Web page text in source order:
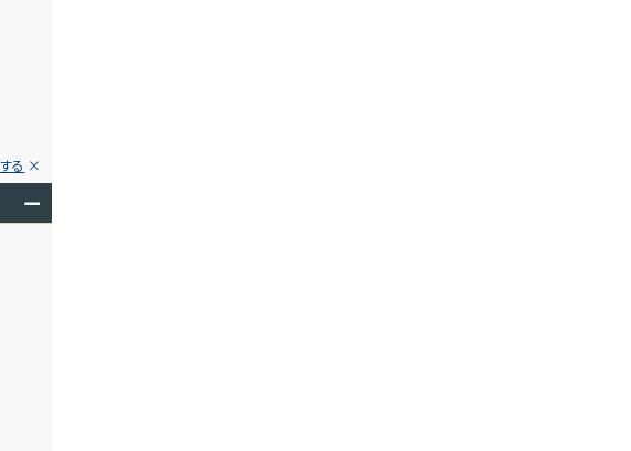
る
ー